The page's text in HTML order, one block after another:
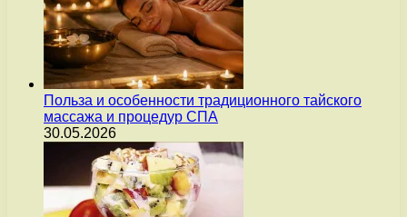
Польза и особенности традиционного тайского
массажа и процедур СПА
30.05.2026